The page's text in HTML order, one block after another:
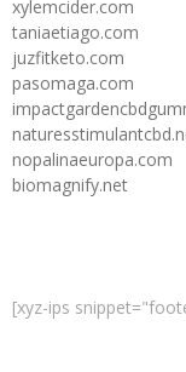
xylemcider.com
taniaetiago.com
juzfitketo.com
pasomaga.com
nopalinaeuropa.com
biomagnify.net
[xyz-ips